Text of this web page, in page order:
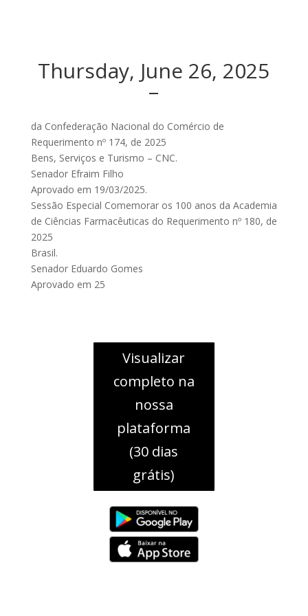
Thursday, June 26, 2025
–
da Confederação Nacional do Comércio de
Requerimento nº 174, de 2025
Bens, Serviços e Turismo – CNC.
Senador Efraim Filho
Aprovado em 19/03/2025.
Sessão Especial Comemorar os 100 anos da Academia
de Ciências Farmacêuticas do Requerimento nº 180, de
2025
Brasil.
Senador Eduardo Gomes
Aprovado em 25
Visualizar
completo na
nossa
plataforma
(30 dias
grátis)